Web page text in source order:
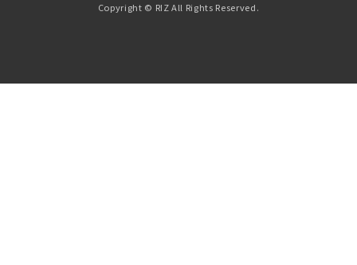
Copyright © RIZ All Rights Reserved.